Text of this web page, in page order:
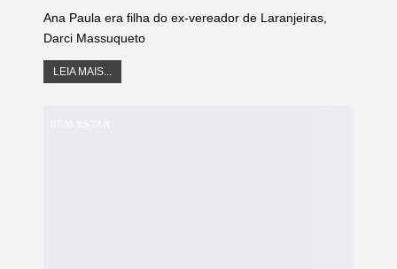
Ana Paula era filha do ex-vereador de Laranjeiras,
Darci Massuqueto
LEIA MAIS...